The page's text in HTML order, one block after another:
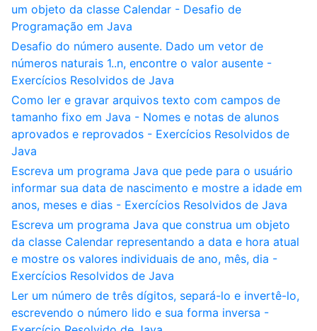
um objeto da classe Calendar - Desafio de
Programação em Java
Desafio do número ausente. Dado um vetor de
números naturais 1..n, encontre o valor ausente -
Exercícios Resolvidos de Java
Como ler e gravar arquivos texto com campos de
tamanho fixo em Java - Nomes e notas de alunos
aprovados e reprovados - Exercícios Resolvidos de
Java
Escreva um programa Java que pede para o usuário
informar sua data de nascimento e mostre a idade em
anos, meses e dias - Exercícios Resolvidos de Java
Escreva um programa Java que construa um objeto
da classe Calendar representando a data e hora atual
e mostre os valores individuais de ano, mês, dia -
Exercícios Resolvidos de Java
Ler um número de três dígitos, separá-lo e invertê-lo,
escrevendo o número lido e sua forma inversa -